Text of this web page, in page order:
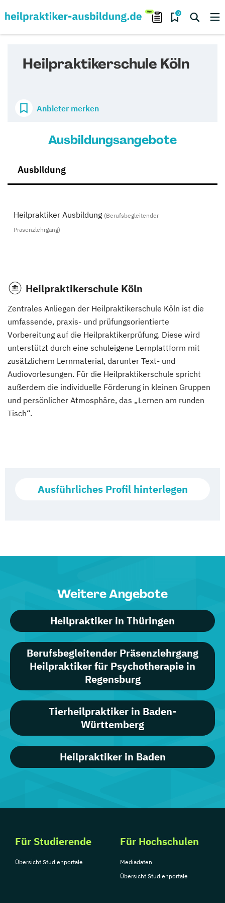
0
Heilpraktikerschule Köln
Anbieter merken
Ausbildungsangebote
Ausbildung
Heilpraktiker Ausbildung (Berufsbegleitender
Präsenzlehrgang)
Heilpraktikerschule Köln
Zentrales Anliegen der Heilpraktikerschule Köln ist die
umfassende, praxis- und prüfungsorientierte
Vorbereitung auf die Heilpraktikerprüfung. Diese wird
unterstützt durch eine schuleigene Lernplattform mit
zusätzlichem Lernmaterial, darunter Text- und
Audiovorlesungen. Für die Heilpraktikerschule spricht
außerdem die individuelle Förderung in kleinen Gruppen
und persönlicher Atmosphäre, das „Lernen am runden
Tisch“.
Ausführliches Profil hinterlegen
Weitere Angebote
Heilpraktiker in Thüringen
Berufsbegleitender Präsenzlehrgang
Heilpraktiker für Psychotherapie in
Regensburg
Tierheilpraktiker in Baden-
Württemberg
Heilpraktiker in Baden
Für Studierende
Übersicht Studienportale
Für Hochschulen
Mediadaten
Übersicht Studienportale